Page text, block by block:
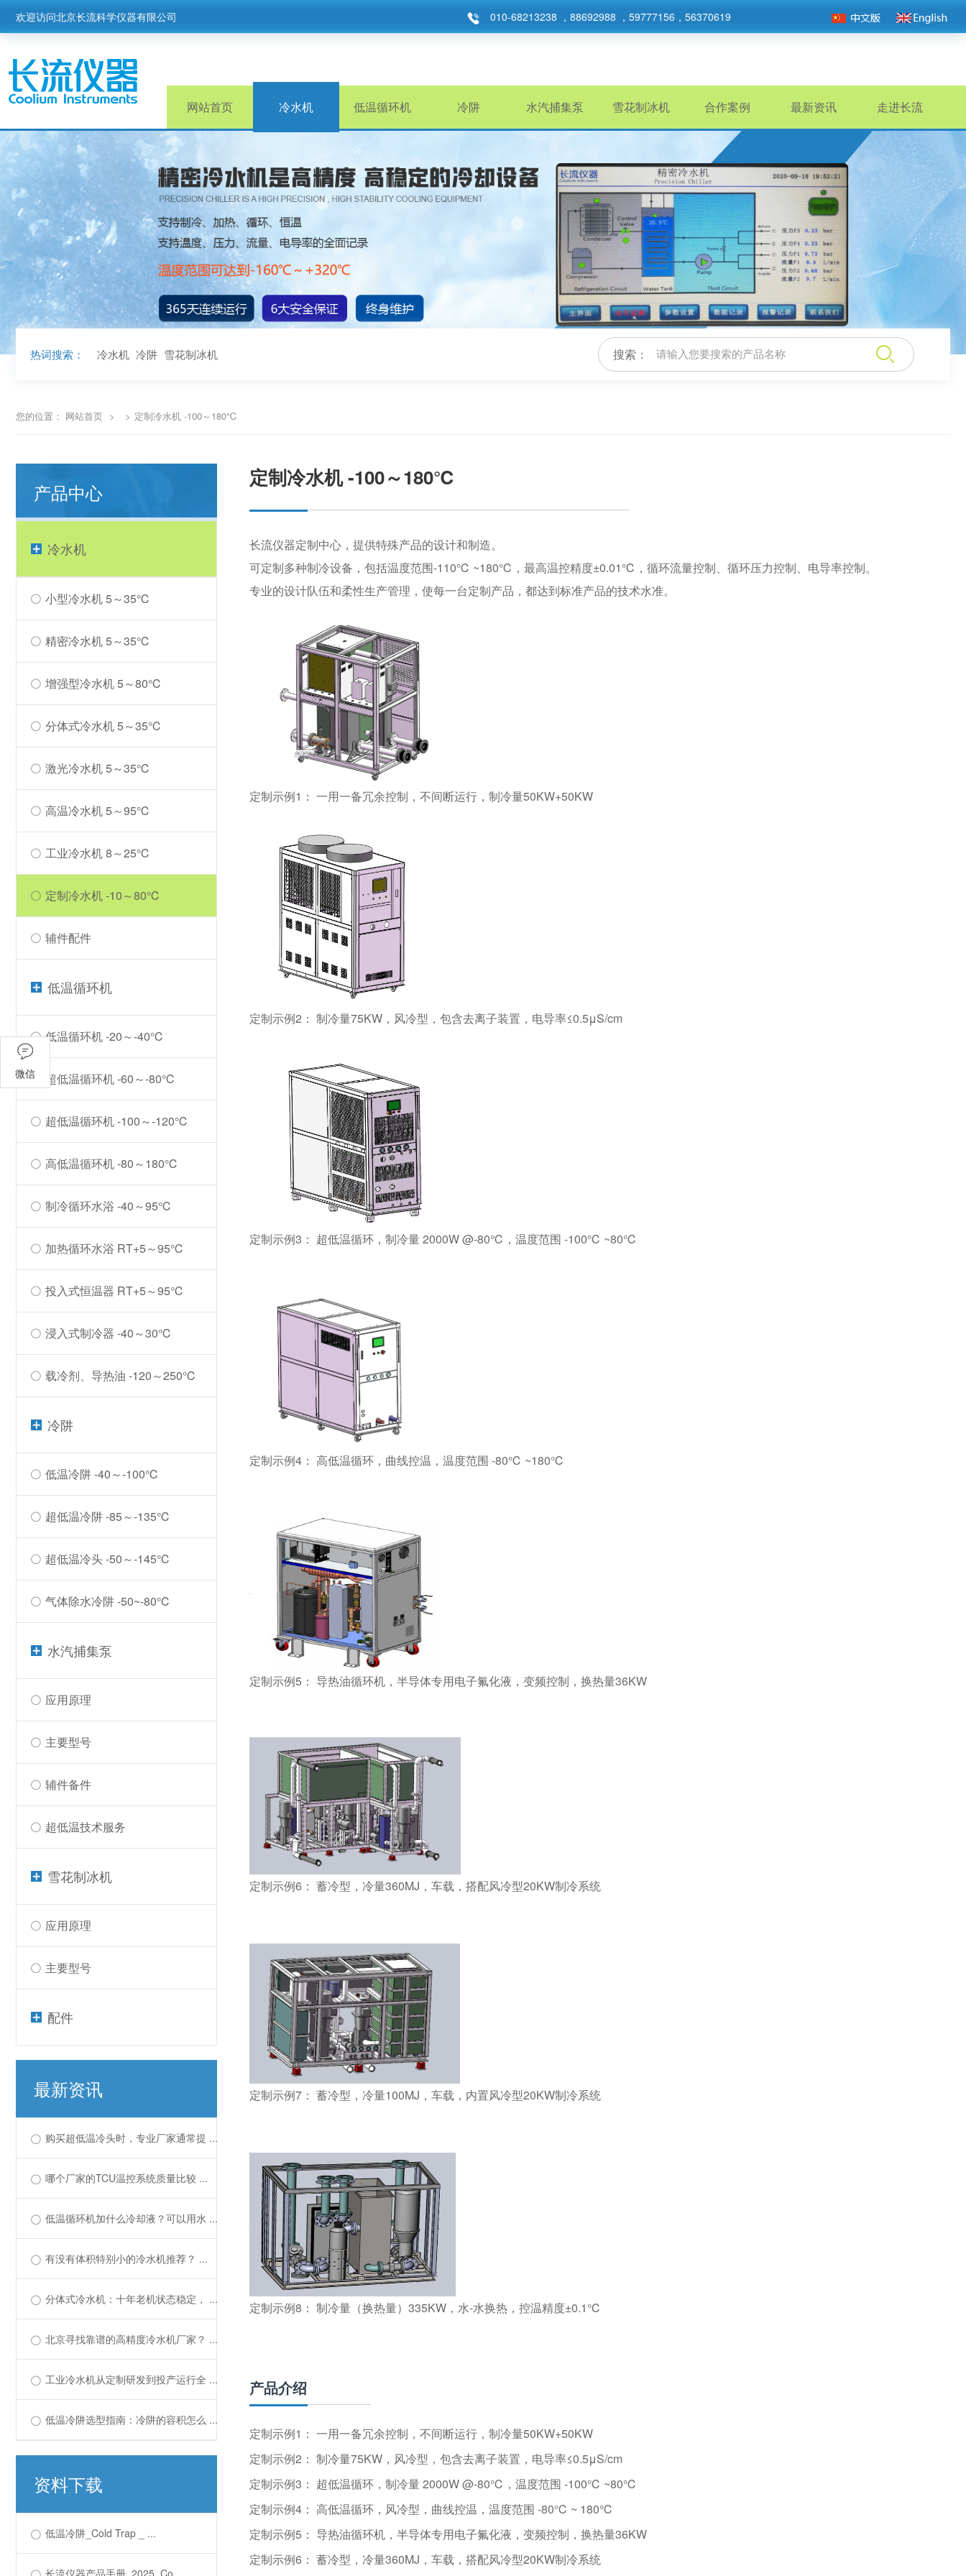
欢迎访问北京长流科学仪器有限公司 010-68213238 ，88692988 ，59777156，56370619
网站首页 冷水机 低温循环机 冷阱 水汽捕集泵 雪花制冰机 合作案例 最新资讯 走进长流
热词搜索： 冷水机 冷阱 雪花制冰机 搜索：
您的位置： 网站首页 > > 定制冷水机 -100～180℃
产品中心
冷水机
小型冷水机 5～35℃
精密冷水机 5～35℃
增强型冷水机 5～80℃
分体式冷水机 5～35℃
激光冷水机 5～35℃
高温冷水机 5～95℃
工业冷水机 8～25℃
定制冷水机 -10～80℃
辅件配件
低温循环机
低温循环机 -20～-40℃
超低温循环机 -60～-80℃
超低温循环机 -100～-120℃
高低温循环机 -80～180℃
制冷循环水浴 -40～95℃
加热循环水浴 RT+5～95℃
投入式恒温器 RT+5～95℃
浸入式制冷器 -40～30℃
载冷剂、导热油 -120～250℃
冷阱
低温冷阱 -40～-100℃
超低温冷阱 -85～-135℃
超低温冷头 -50～-145℃
气体除水冷阱 -50~-80℃
水汽捕集泵
应用原理
主要型号
辅件备件
超低温技术服务
雪花制冰机
应用原理
主要型号
配件
最新资讯
购买超低温冷头时，专业厂家通常提 ...
哪个厂家的TCU温控系统质量比较 ...
低温循环机加什么冷却液？可以用水 ...
有没有体积特别小的冷水机推荐？ ...
分体式冷水机：十年老机状态稳定， ...
北京寻找靠谱的高精度冷水机厂家？ ...
工业冷水机从定制研发到投产运行全 ...
低温冷阱选型指南：冷阱的容积怎么 ...
资料下载
低温冷阱_Cold Trap _ ...
长流仪器产品手册_2025_Co
定制冷水机 -100～180℃
长流仪器定制中心，提供特殊产品的设计和制造。
可定制多种制冷设备，包括温度范围-110℃ ~180℃，最高温控精度±0.01℃，循环流量控制、循环压力控制、电导率控制。
专业的设计队伍和柔性生产管理，使每一台定制产品，都达到标准产品的技术水准。
定制示例1： 一用一备冗余控制，不间断运行，制冷量50KW+50KW
定制示例2： 制冷量75KW，风冷型，包含去离子装置，电导率≤0.5μS/cm
定制示例3： 超低温循环， 制冷量 2000W @-80℃， 温度范围 -100℃ ~80℃
定制示例4： 高低温循环，曲线控温，温度范围 -80℃ ~180℃
定制示例5： 导热油循环机，半导体专用电子氟化液，变频控制，换热量36KW
定制示例6： 蓄冷型，冷量360MJ，车载，搭配风冷型20KW制冷系统
定制示例7： 蓄冷型，冷量100MJ，车载，内置风冷型20KW制冷系统
定制示例8： 制冷量（换热量）335KW，水-水换热，控温精度±0.1℃
产品介绍
定制示例1： 一用一备冗余控制，不间断运行，制冷量50KW+50KW
定制示例2： 制冷量75KW，风冷型，包含去离子装置，电导率≤0.5μS/cm
定制示例3： 超低温循环， 制冷量 2000W @-80℃，温度范围 -100℃ ~80℃
定制示例4： 高低温循环，风冷型，曲线控温，温度范围 -80℃ ~ 180℃
定制示例5： 导热油循环机，半导体专用电子氟化液，变频控制，换热量36KW
定制示例6： 蓄冷型，冷量360MJ，车载，搭配风冷型20KW制冷系统
微信